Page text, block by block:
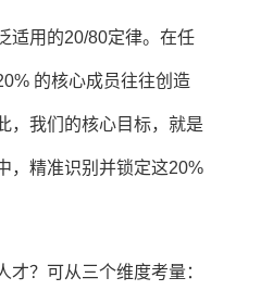
适用的20/80定律。在任
的核心成员往往创造
，我们的核心目标，就是
，精准识别并锁定这20%
才？可从三个维度考量：